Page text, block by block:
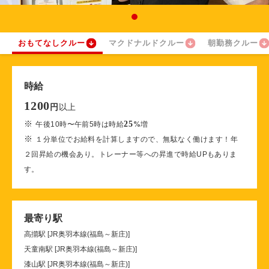
おもてなしクルー マクドナルドクルー 朝勤務クルー
時給
1200 円 以上
※午後10時〜午前5時は時給25%増
※
１分単位でお給料を計算しますので、無駄なく働けます！年
２回昇給の機会あり。トレーナー等への昇進で時給UPもありま
す。
最寄り駅
高擶駅 [JR奥羽本線(福島～新庄)]
天童南駅 [JR奥羽本線(福島～新庄)]
漆山駅 [JR奥羽本線(福島～新庄)]